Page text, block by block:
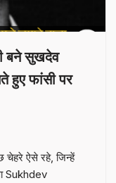
बने सुखदेव
हुए फांसी पर
चेहरे ऐसे रहे, जिन्हें
Sukhdev